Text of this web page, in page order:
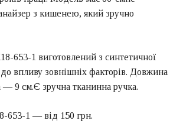
з кишенею, який зручно
653-1 виготовлений з синтетичної
до впливу зовнішніх факторів. Довжина
9 см.Є зручна тканинна ручка.
653-1 — від 150 грн.